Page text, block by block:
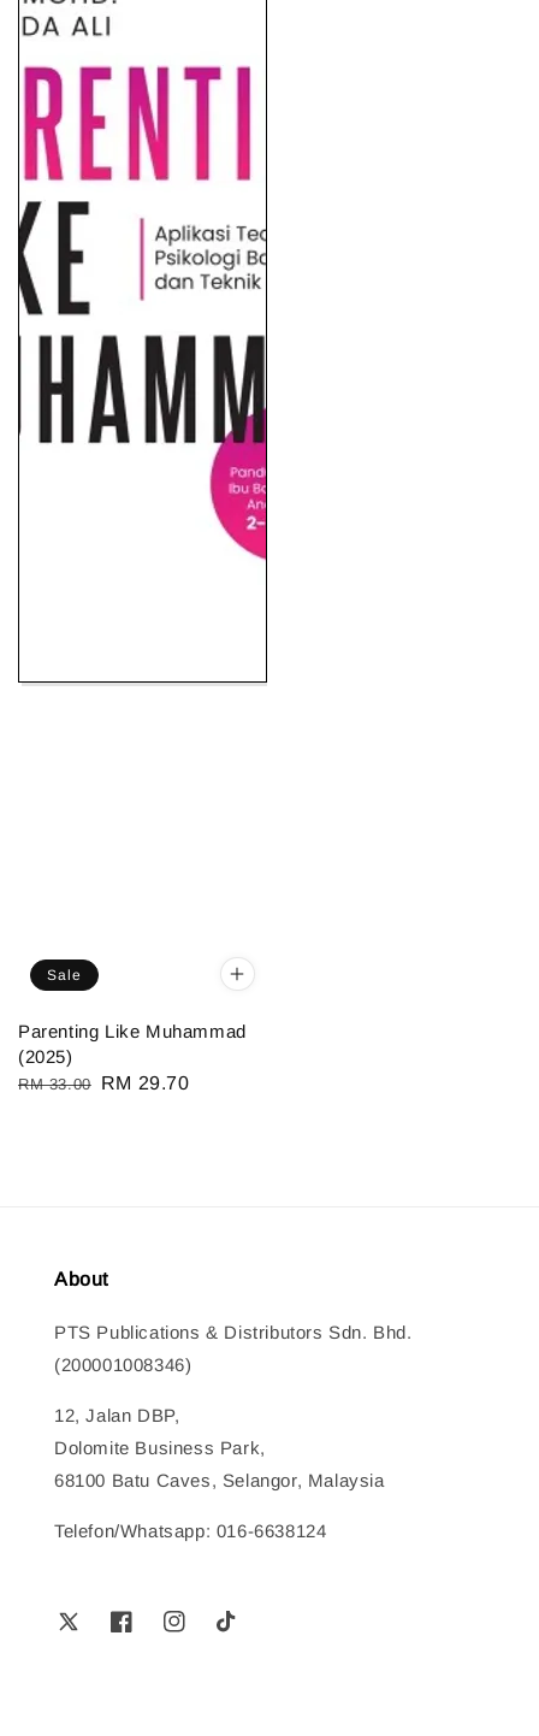
Sale
Parenting Like Muhammad
(2025)
Regular
RM 33.00
Sale
RM 29.70
About
PTS Publications & Distributors Sdn. Bhd.
(200001008346)
12, Jalan DBP,
Dolomite Business Park,
68100 Batu Caves, Selangor, Malaysia
Telefon/Whatsapp: 016-6638124